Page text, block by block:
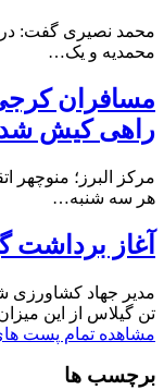
محمدیه و یک…
مسافران کرجی
راهی کیش
مرکز البرز؛ منوچهر
هر سه شنبه…
آغاز برداشت
تن گیلاس از این
مشاهده تمام پست
برچسب ها